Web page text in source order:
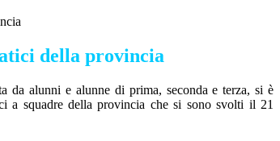
della provincia
da alunni e alunne di prima, seconda e terza, si è
a squadre della provincia che si sono svolti il 21